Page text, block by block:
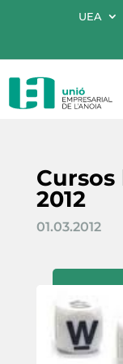
UEA
2012
01.03.2012